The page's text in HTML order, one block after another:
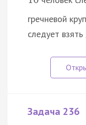
гречневой
следует
Задача 236